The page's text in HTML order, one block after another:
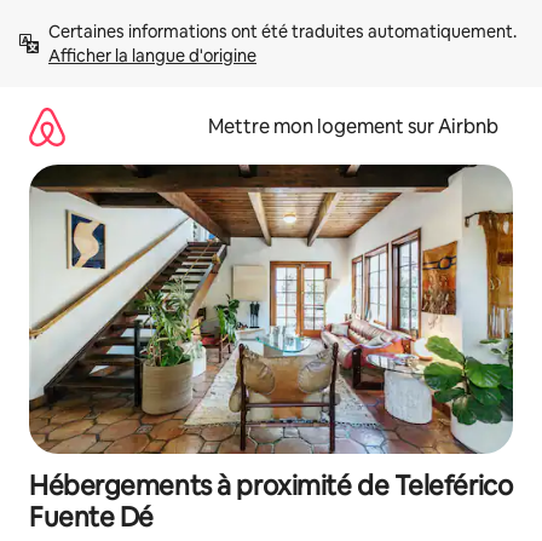
directement
Afficher la langue d'origine
Mettre mon logement sur Airbnb
Hébergements à proximité de Teleférico
Fuente Dé